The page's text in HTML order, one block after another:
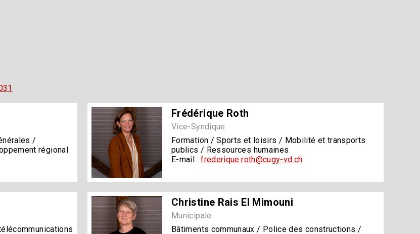
/
régional
Frédérique Roth
Vice-Syndique
Formation / Sports et loisirs / Mobilité et transports
publics / Ressources humaines
E-mail :frederique.roth@cugy-vd.ch
Christine Rais El Mimouni
Municipale
Bâtiments communaux / Police des constructions /